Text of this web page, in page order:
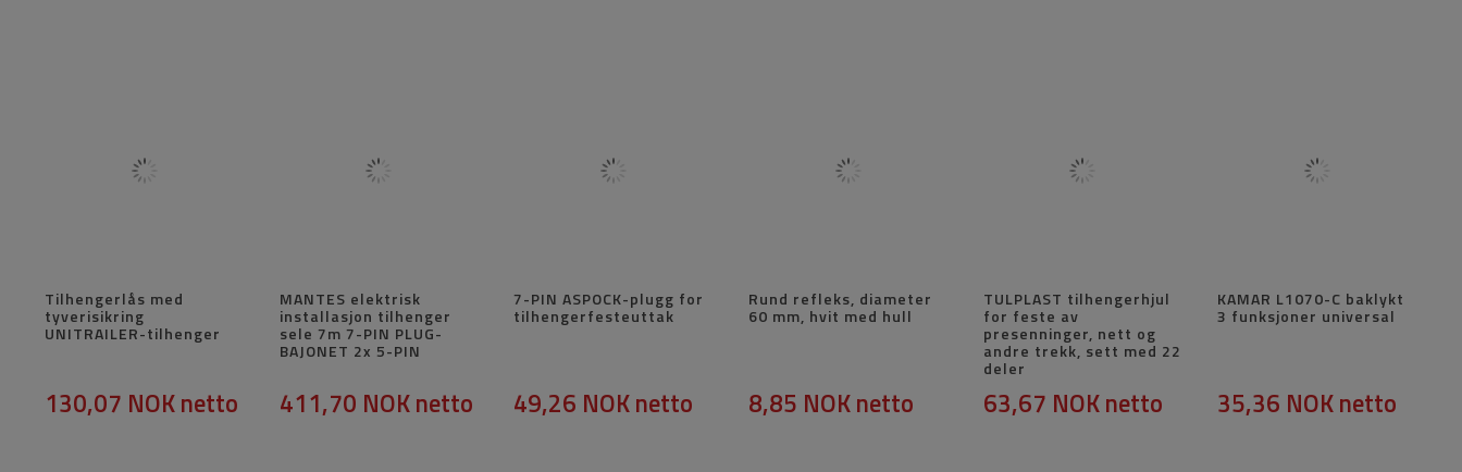
Tilhengerlås med
tyverisikring
UNITRAILER-tilhenger
130,07 NOKnetto
MANTES elektrisk
installasjon tilhenger
sele 7m 7-PIN PLUG-
BAJONET 2x 5-PIN
411,70 NOKnetto
7-PIN ASPOCK-plugg for
tilhengerfesteuttak
49,26 NOKnetto
Rund refleks, diameter
60 mm, hvit med hull
8,85 NOKnetto
TULPLAST tilhengerhjul
for feste av
presenninger, nett og
andre trekk, sett med 22
deler
63,67 NOKnetto
KAMAR L1070-C baklykt
3 funksjoner universal
35,36 NOKnetto